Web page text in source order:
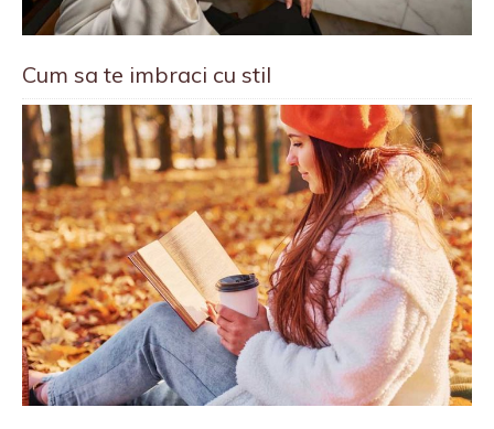
Cum sa te imbraci cu stil